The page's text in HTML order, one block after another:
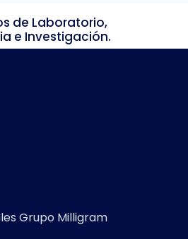
de Laboratorio,
e Investigación.
Grupo Milligram